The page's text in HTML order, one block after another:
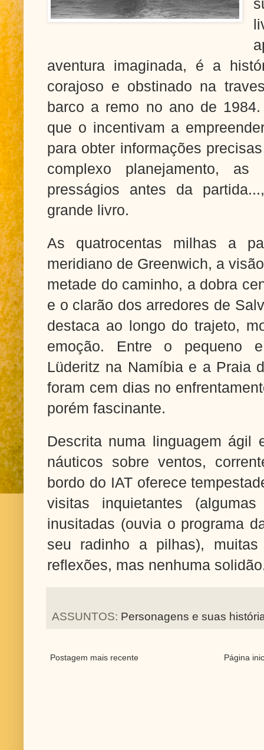
aventura imaginada, é a
corajoso e obstinado na
barco a remo no ano de
que o incentivam a
para obter informações
complexo planejamento,
presságios antes da
grande livro.
As quatrocentas milhas a
meridiano de Greenwich, a
metade do caminho, a dobra
e o clarão dos arredores de
destaca ao longo do trajeto,
emoção. Entre o pequeno
Lüderitz na Namíbia e a Praia
foram cem dias no
porém fascinante.
Descrita numa linguagem ágil
náuticos sobre ventos,
bordo do IAT oferece
visitas inquietantes
inusitadas (ouvia o programa
seu radinho a pilhas),
reflexões, mas nenhuma
ASSUNTOS: Personagens e suas
Postagem mais recente Página